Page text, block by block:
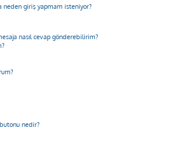
neden giriş yapmam isteniyor?
nasıl cevap gönderebilirim?
nedir?